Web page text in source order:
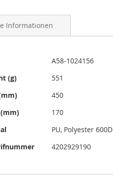
Informationen
A58-1024156
(g)
551
450
170
PU, Polyester 600D
4202929190